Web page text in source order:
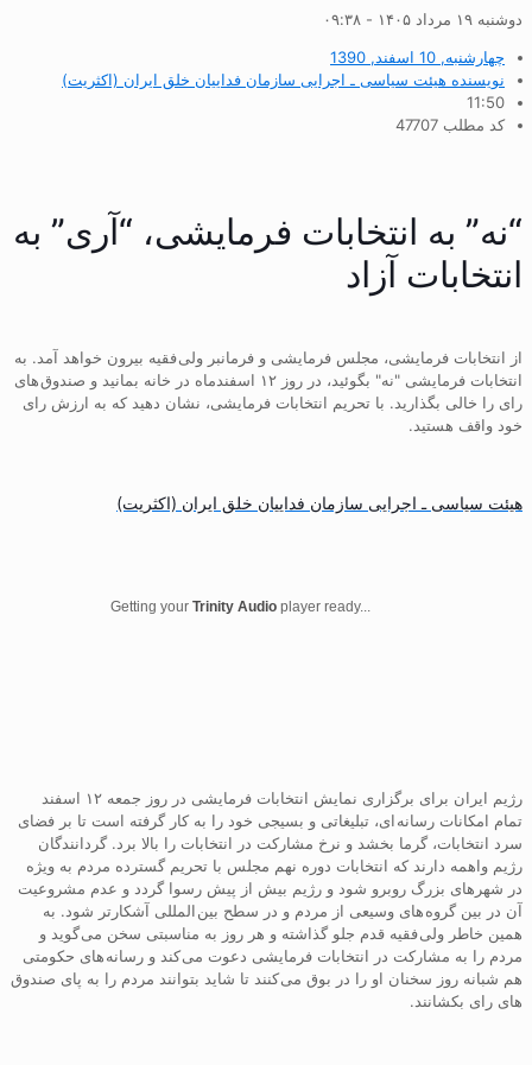
دوشنبه ۱۹ مرداد ۱۴۰۵ - ۰۹:۳۸
چهارشنبه, 10 اسفند, 1390
نویسندههیئت سیاسی ـ اجرایی سازمان فداییان خلق ایران (اکثریت)
11:50
کد مطلب 47707
“نه” به انتخابات فرمایشی، “آری” به
انتخابات آزاد
از انتخابات فرمايشی، مجلس فرمايشی و فرمانبر ولی فقيه بيرون خواهد آمد. به
انتخابات فرمايشی "نه" بگوئيد، در روز ١٢ اسفندماه در خانه بمانيد و صندوق های
رای را خالی بگذاريد. با تحريم انتخابات فرمايشی، نشان دهيد که به ارزش رای
خود واقف هستيد.
هیئت سیاسی ـ اجرایی سازمان فداییان خلق ایران (اکثریت)
Getting yourTrinity Audio player ready...
رژیم ایران برای برگزاری نمایش انتخابات فرمایشی در روز جمعه ۱۲ اسفند
تمام امکانات رسانه ای، تبلیغاتی و بسیجی خود را به کار گرفته است تا بر فضای
سرد انتخابات، گرما بخشد و نرخ مشارکت در انتخابات را بالا برد. گردانندگان
رژیم واهمه دارند که انتخابات دوره نهم مجلس با تحریم گسترده مردم به ویژه
در شهرهای بزرگ روبرو شود و رژیم بیش از پیش رسوا گردد و عدم مشروعیت
آن در بین گروه های وسیعی از مردم و در سطح بین المللی آشکارتر شود. به
همین خاطر ولی فقیه قدم جلو گذاشته و هر روز به مناسبتی سخن می گوید و
مردم را به مشارکت در انتخابات فرمایشی دعوت می کند و رسانه های حکومتی
هم شبانه روز سخنان او را در بوق می کنند تا شاید بتوانند مردم را به پای صندوق
های رای بکشانند.